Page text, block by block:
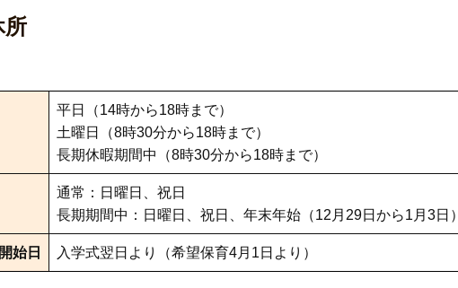
所
平日（14時から18時まで）
土曜日（8時30分から18時まで）
長期休暇期間中（8時30分から18時まで）
通常：日曜日、祝日
長期期間中：日曜日、祝日、年末年始（12月29日から1月3日）
始日 入学式翌日より（希望保育4月1日より）